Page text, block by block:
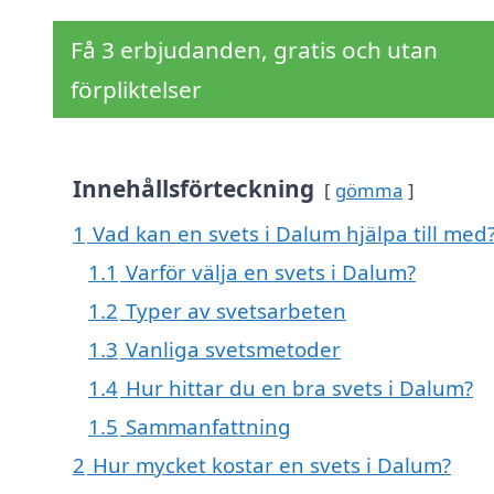
Få 3 erbjudanden, gratis och utan
förpliktelser
Innehållsförteckning gömma
1 Vad kan en svets i Dalum hjälpa till
1.1 Varför välja en svets i Dalum?
1.2 Typer av svetsarbeten
1.3 Vanliga svetsmetoder
1.4 Hur hittar du en bra svets i Dalum?
1.5 Sammanfattning
2 Hur mycket kostar en svets i Dalum?